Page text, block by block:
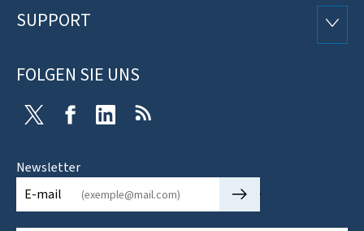
SUPPORT
FOLGEN SIE UNS
Twitter FacebookLinkedIn
Newsletter
E-mail
🡒